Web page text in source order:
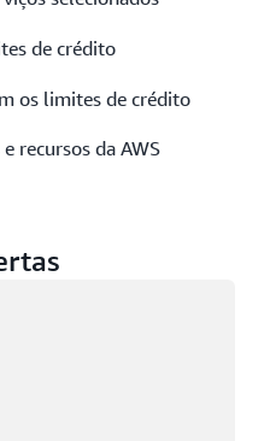
de crédito
os limites de crédito
recursos da AWS